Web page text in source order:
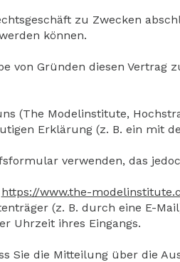
zu Zwecken
können.
von Gründen diesen
(The Modelinstitute,
Erklärung (z. B. ein mit
verwenden, das
https://www.the-
(z. B. durch eine E-
Uhrzeit ihres Eingangs.
Sie die Mitteilung über die